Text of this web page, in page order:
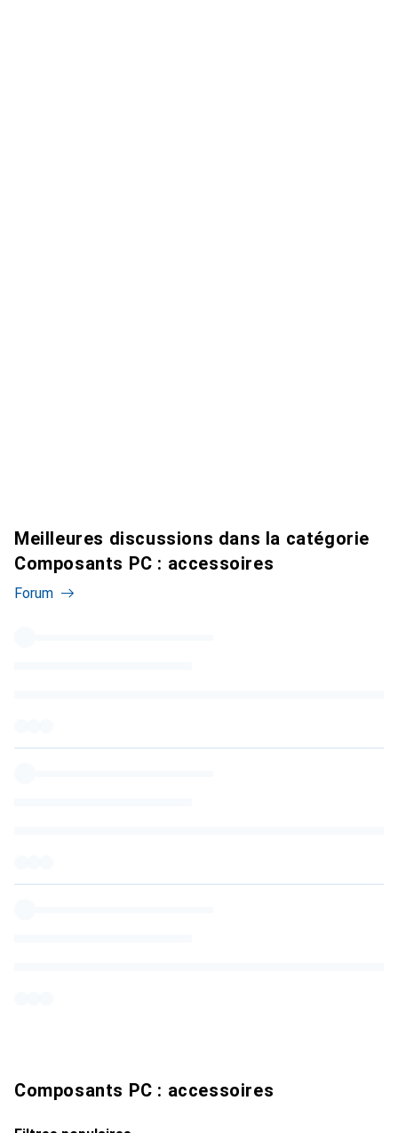
Meilleures discussions dans la catégorie
Composants PC : accessoires
Forum
Composants PC : accessoires